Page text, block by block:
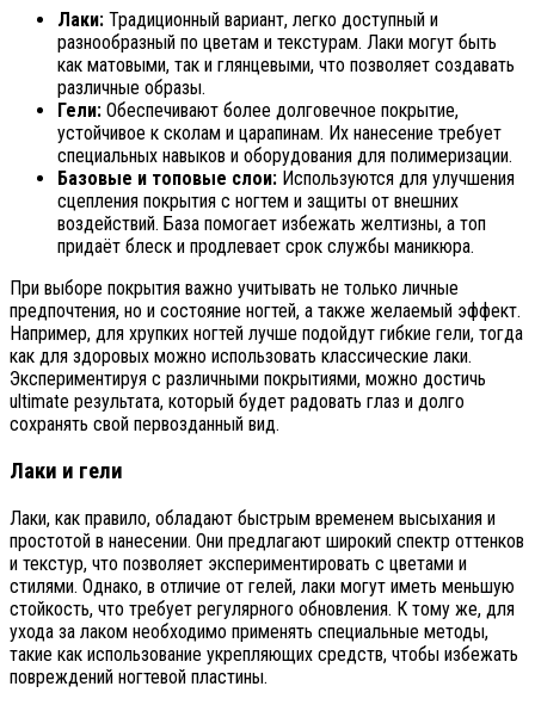
Лаки: Традиционный вариант, легко доступный и
разнообразный по цветам и текстурам. Лаки могут быть
как матовыми, так и глянцевыми, что позволяет создавать
различные образы.
Гели: Обеспечивают более долговечное покрытие,
устойчивое к сколам и царапинам. Их нанесение требует
специальных навыков и оборудования для полимеризации.
Базовые и топовые слои: Используются для улучшения
сцепления покрытия с ногтем и защиты от внешних
воздействий. База помогает избежать желтизны, а топ
придаёт блеск и продлевает срок службы маникюра.
При выборе покрытия важно учитывать не только личные
предпочтения, но и состояние ногтей, а также желаемый эффект.
Например, для хрупких ногтей лучше подойдут гибкие гели, тогда
как для здоровых можно использовать классические лаки.
Экспериментируя с различными покрытиями, можно достичь
ultimate результата, который будет радовать глаз и долго
сохранять свой первозданный вид.
Лаки и гели
Лаки, как правило, обладают быстрым временем высыхания и
простотой в нанесении. Они предлагают широкий спектр оттенков
и текстур, что позволяет экспериментировать с цветами и
стилями. Однако, в отличие от гелей, лаки могут иметь меньшую
стойкость, что требует регулярного обновления. К тому же, для
ухода за лаком необходимо применять специальные методы,
такие как использование укрепляющих средств, чтобы избежать
повреждений ногтевой пластины.